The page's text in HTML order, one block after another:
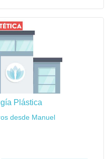
Plástica
desde Manuel